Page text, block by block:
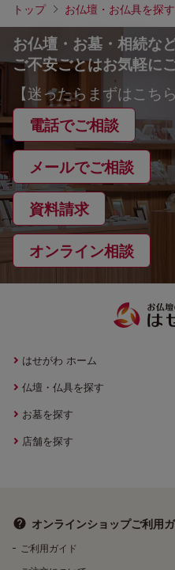
トップ お仏壇・お仏具を探す
お仏壇・お墓・相続な
ご不安ごとはお気軽に
【迷ったらまずはこちら
電話でご相談
メールでご相談
資料請求
オンライン相談
はせがわ ホーム
仏壇・仏具を探す
お墓を探す
店舗を探す
オンラインショップご利用
ご利用ガイド